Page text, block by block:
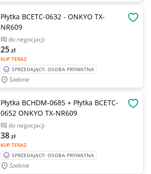
Płytka BCETC-0632 - ONKYO TX-
NR609
do negocjacji
KUP TERAZ
25zł
SPRZEDAJĄCY: OSOBA PRYWATNA
Szebnie
Płytka BCHDM-0685 + Płytka BCETC-
0652 ONKYO TX-NR609
do negocjacji
KUP TERAZ
38zł
SPRZEDAJĄCY: OSOBA PRYWATNA
Szebnie